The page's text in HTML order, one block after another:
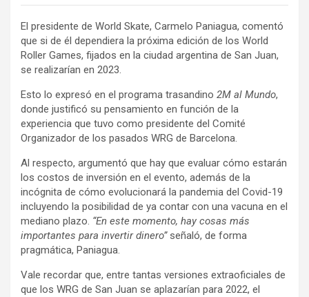
El presidente de World Skate, Carmelo Paniagua, comentó
que si de él dependiera la próxima edición de los World
Roller Games, fijados en la ciudad argentina de San Juan,
se realizarían en 2023.
Esto lo expresó en el programa trasandino 2M al Mundo,
donde justificó su pensamiento en función de la
experiencia que tuvo como presidente del Comité
Organizador de los pasados WRG de Barcelona.
Al respecto, argumentó que hay que evaluar cómo estarán
los costos de inversión en el evento, además de la
incógnita de cómo evolucionará la pandemia del Covid-19
incluyendo la posibilidad de ya contar con una vacuna en el
mediano plazo. “En este momento, hay cosas más
importantes para invertir dinero”señaló, de forma
pragmática, Paniagua.
Vale recordar que, entre tantas versiones extraoficiales de
que los WRG de San Juan se aplazarían para 2022, el